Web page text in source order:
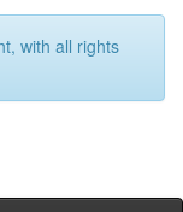
with all rights